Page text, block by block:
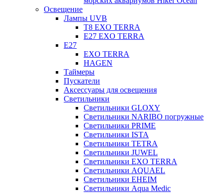
Освещение
Лампы UVB
Т8 EXO TERRA
Е27 EXO TERRA
Е27
EXO TERRA
HAGEN
Таймеры
Пускатели
Аксессуары для освещения
Светильники
Светильники GLOXY
Светильники NARIBO погружные
Светильники PRIME
Светильники ISTA
Светильники TETRA
Светильники JUWEL
Светильники EXO TERRA
Светильники AQUAEL
Светильники EHEIM
Светильники Aqua Medic